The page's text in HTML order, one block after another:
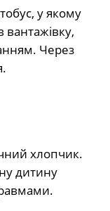
у якому
вантажівку,
Через
хлопчик.
дитину